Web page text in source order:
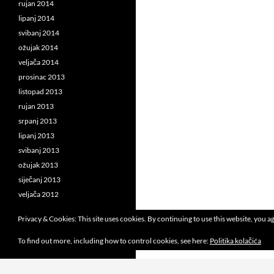
rujan 2014
lipanj 2014
svibanj 2014
ožujak 2014
veljača 2014
prosinac 2013
listopad 2013
rujan 2013
srpanj 2013
lipanj 2013
svibanj 2013
ožujak 2013
siječanj 2013
veljača 2012
Privacy & Cookies: This site uses cookies. By continuing to use this website, you
To find out more, including how to control cookies, see here: Politika kolačića